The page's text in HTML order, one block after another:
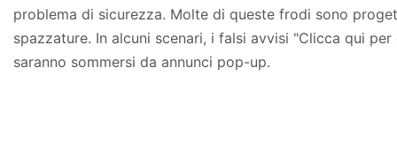
problema di sicurezza. Molte di queste frodi sono
spazzature. In alcuni scenari, i falsi avvisi "Clicca qui
saranno sommersi da annunci pop-up.